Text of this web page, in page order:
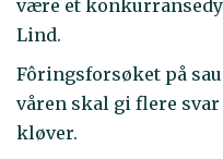
være et
Lind.
Fôringsforsøket på
våren skal gi flere svar
kløver.